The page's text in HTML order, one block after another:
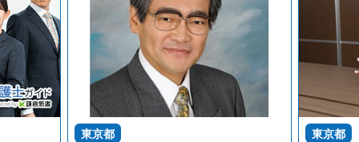
東京都 東京都